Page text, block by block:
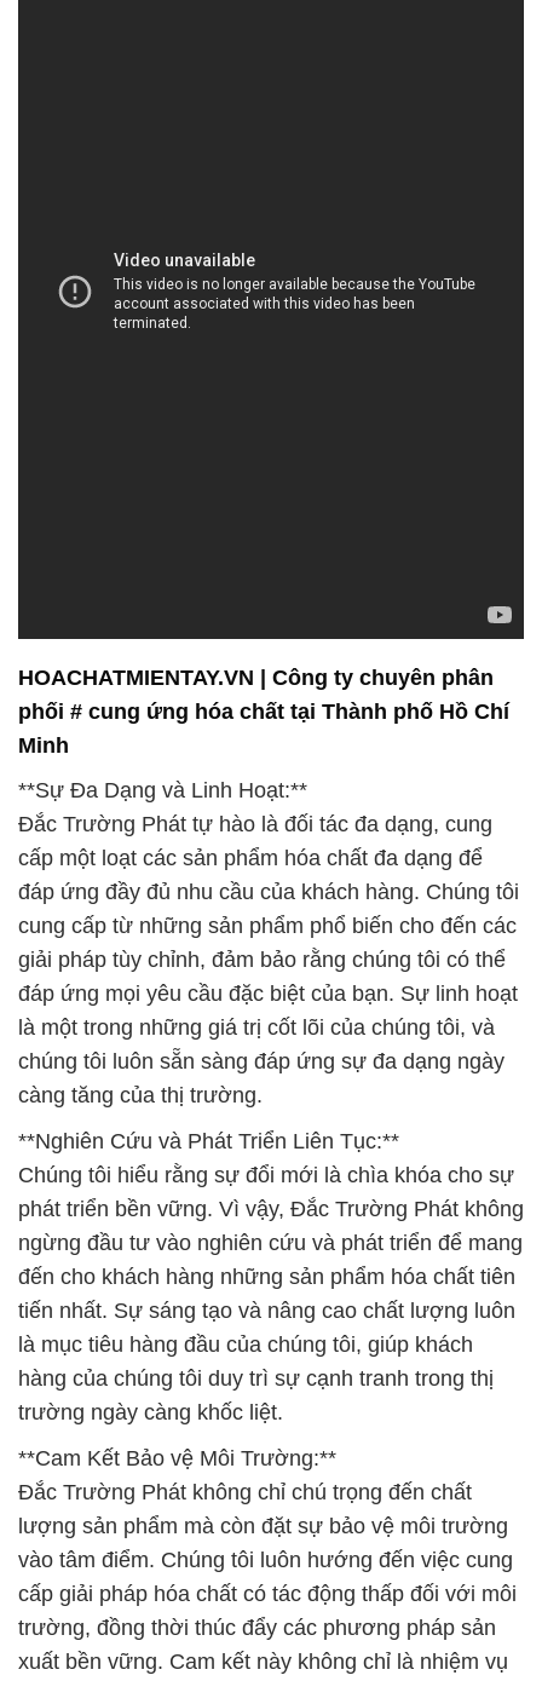
HOACHATMIENTAY.VN | Công ty chuyên phân
phối # cung ứng hóa chất tại Thành phố Hồ Chí
Minh
**Sự Đa Dạng và Linh Hoạt:**
Đắc Trường Phát tự hào là đối tác đa dạng, cung
cấp một loạt các sản phẩm hóa chất đa dạng để
đáp ứng đầy đủ nhu cầu của khách hàng. Chúng tôi
cung cấp từ những sản phẩm phổ biến cho đến các
giải pháp tùy chỉnh, đảm bảo rằng chúng tôi có thể
đáp ứng mọi yêu cầu đặc biệt của bạn. Sự linh hoạt
là một trong những giá trị cốt lõi của chúng tôi, và
chúng tôi luôn sẵn sàng đáp ứng sự đa dạng ngày
càng tăng của thị trường.
**Nghiên Cứu và Phát Triển Liên Tục:**
Chúng tôi hiểu rằng sự đổi mới là chìa khóa cho sự
phát triển bền vững. Vì vậy, Đắc Trường Phát không
ngừng đầu tư vào nghiên cứu và phát triển để mang
đến cho khách hàng những sản phẩm hóa chất tiên
tiến nhất. Sự sáng tạo và nâng cao chất lượng luôn
là mục tiêu hàng đầu của chúng tôi, giúp khách
hàng của chúng tôi duy trì sự cạnh tranh trong thị
trường ngày càng khốc liệt.
**Cam Kết Bảo vệ Môi Trường:**
Đắc Trường Phát không chỉ chú trọng đến chất
lượng sản phẩm mà còn đặt sự bảo vệ môi trường
vào tâm điểm. Chúng tôi luôn hướng đến việc cung
cấp giải pháp hóa chất có tác động thấp đối với môi
trường, đồng thời thúc đẩy các phương pháp sản
xuất bền vững. Cam kết này không chỉ là nhiệm vụ